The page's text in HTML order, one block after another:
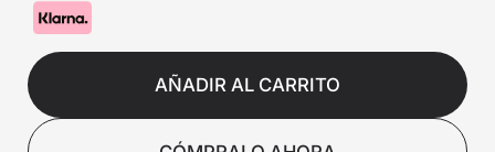
AÑADIR AL CARRITO